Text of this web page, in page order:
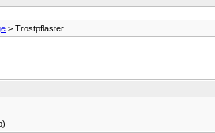
> Trostpflaster